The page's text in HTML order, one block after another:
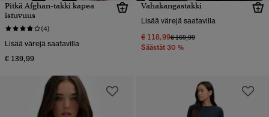
Pitkä Afghan-takki kapea
istuvuus
(4)
Lisää värejä saatavilla
€ 139,99
Vahakangastakki
Lisää värejä saatavilla
€ 118,99Hinta alennettu hinnasta
€ 169,99hintaan
Säästät 30 %